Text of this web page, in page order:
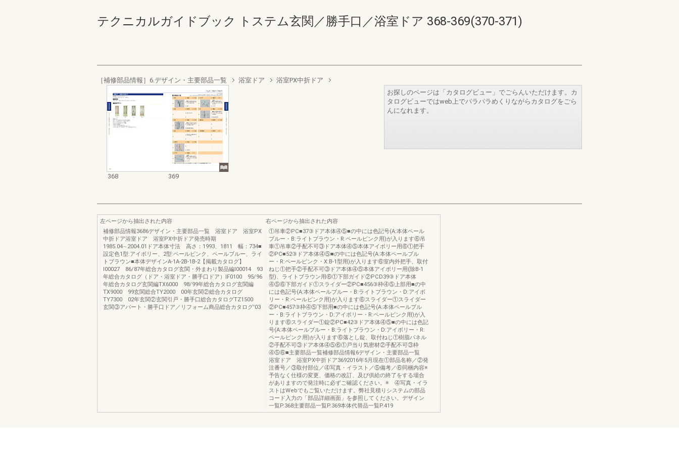
テクニカルガイドブック トステム玄関／勝手口／浴室ドア 368-369(370-371)
［補修部品情報］6.デザイン・主要部品一覧 浴室ドア 浴室PX中折ドア
368 369
お探しのページは「カタログビュー」でごらんいただけます。カ
タログビューではweb上でパラパラめくりながらカタログをごら
んになれます。
左ページから抽出された内容
補修部品情報3686デザイン・主要部品一覧 浴室ドア 浴室PX
中折ドア浴室ドア 浴室PX中折ドア発売時期
1985.04∼2004.01ドア本体寸法 高さ：1993、1811 幅：734■
設定色1型:アイボリー、2型:ペールピンク、ペールブルー、ライ
トブラウン■本体デザインA-1A-2B-1B-2【掲載カタログ】
I00027 86/87年総合カタログ玄関・外まわり製品編I00014 93
年総合カタログ（ドア・浴室ドア・勝手口ドア）IF0100 95/96
年総合カタログ玄関編TX6000 98/99年総合カタログ玄関編
TX9000 99玄関総合TY2000 00年玄関②総合カタログ
TY7300 02年玄関②玄関引戸・勝手口総合カタログTZ1500
玄関③アパート・勝手口ドア／リフォーム商品総合カタログ'03
右ページから抽出された内容
①吊車②PC■37③ドア本体④⑤■の中には色記号(A:本体ペール
ブルー・B:ライトブラウン・R:ペールピンク用)が入ります⑥吊
車①吊車②手配不可③ドア本体④⑤本体アイボリー用⑥①把手
②PC■52③ドア本体④⑤■の中には色記号(A:本体ペールブル
ー・R:ペールピンク・X:B-1型用)が入ります⑥室内外把手、取付
ねじ①把手②手配不可③ドア本体④⑤本体アイボリー用(除B-1
型)、ライトブラウン用⑥①下部ガイド②PCD39③ドア本体
④⑤⑥下部ガイド①スライダー②PC■456③枠④⑤上部用■の中
には色記号(A:本体ペールブルー・B:ライトブラウン・D:アイボ
リー・R:ペールピンク用)が入ります⑥スライダー①スライダー
②PC■457③枠④⑤下部用■の中には色記号(A:本体ペールブル
ー・B:ライトブラウン・D:アイボリー・R:ペールピンク用)が入
ります⑥スライダー①錠②PC■42③ドア本体④⑤■の中には色記
号(A:本体ペールブルー・B:ライトブラウン・D:アイボリー・R:
ペールピンク用)が入ります⑥落とし錠、取付ねじ①樹脂パネル
②手配不可③ドア本体④⑤⑥①戸当り気密材②手配不可③枠
④⑤⑥■主要部品一覧補修部品情報6デザイン・主要部品一覧
浴室ドア 浴室PX中折ドア3692016年5月現在①部品名称／②発
注番号／③取付部位／④写真・イラスト／⑤備考／⑥同梱内容※
予告なく仕様の変更、価格の改訂、及び供給の終了をする場合
がありますので発注時に必ずご確認ください。※ ④写真・イラ
ストはWebでもご覧いただけます。弊社見積りシステムの部品
コード入力の「部品詳細画面」を参照してください。デザイン
一覧P.368主要部品一覧P.369本体代替品一覧P.419